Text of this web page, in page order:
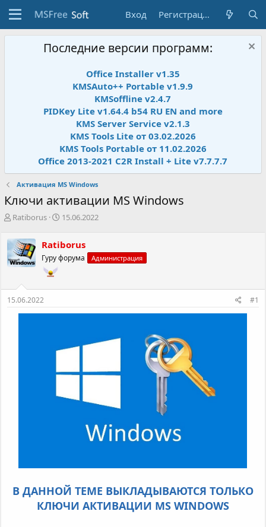
Вход Регистрация
Последние версии программ:
Office Installer v1.35
KMSAuto++ Portable v1.9.9
KMSoffline v2.4.7
PIDKey Lite v1.64.4 b54 RU EN and more
KMS Server Service v2.1.3
KMS Tools Lite от 03.02.2026
KMS Tools Portable от 11.02.2026
Office 2013-2021 C2R Install + Lite v7.7.7.7
Активация MS Windows
Ключи активации MS Windows
А
т
о
р
т
м
ы
Ratiborus
Д
а
н
а
а
15.06.2022
Ratiborus
Гуру форума Администрация
15.06.2022 #1
В ДАННОЙ ТЕМЕ ВЫКЛАДЫВАЮТСЯ ТОЛЬКО
КЛЮЧИ АКТИВАЦИИ MS WINDOWS